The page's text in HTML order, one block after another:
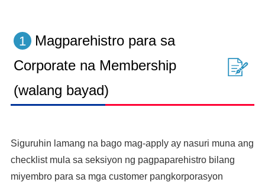
1
Magparehistro para sa
Corporate na Membership
(walang bayad)
Siguruhin lamang na bago mag-apply ay nasuri muna ang
checklist mula sa seksiyon ng pagpaparehistro bilang
miyembro para sa mga customer pangkorporasyon